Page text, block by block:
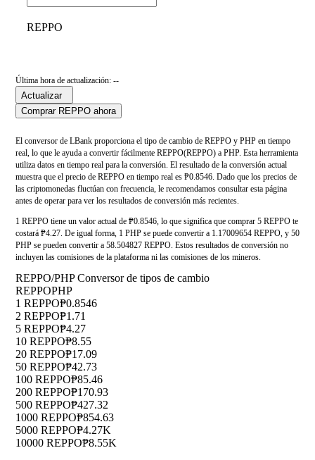
REPPO
Última hora de actualización: --
Actualizar
Comprar REPPO ahora
El conversor de LBank proporciona el tipo de cambio de REPPO y PHP en tiempo
real, lo que le ayuda a convertir fácilmente REPPO(REPPO) a PHP. Esta herramienta
utiliza datos en tiempo real para la conversión. El resultado de la conversión actual
muestra que el precio de REPPO en tiempo real es ₱0.8546. Dado que los precios de
las criptomonedas fluctúan con frecuencia, le recomendamos consultar esta página
antes de operar para ver los resultados de conversión más recientes.
1 REPPO tiene un valor actual de ₱0.8546, lo que significa que comprar 5 REPPO te
costará ₱4.27. De igual forma, 1 PHP se puede convertir a 1.17009654 REPPO, y 50
PHP se pueden convertir a 58.504827 REPPO. Estos resultados de conversión no
incluyen las comisiones de la plataforma ni las comisiones de los mineros.
REPPO/PHP Conversor de tipos de cambio
REPPOPHP
1 REPPO₱0.8546
2 REPPO₱1.71
5 REPPO₱4.27
10 REPPO₱8.55
20 REPPO₱17.09
50 REPPO₱42.73
100 REPPO₱85.46
200 REPPO₱170.93
500 REPPO₱427.32
1000 REPPO₱854.63
5000 REPPO₱4.27K
10000 REPPO₱8.55K